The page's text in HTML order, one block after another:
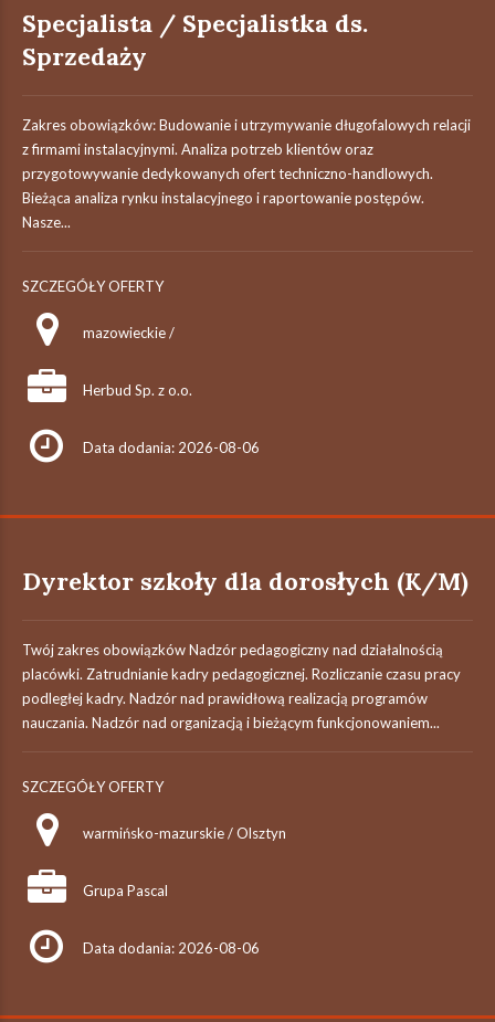
Specjalista / Specjalistka ds.
Sprzedaży
Zakres obowiązków: Budowanie i utrzymywanie długofalowych relacji
z firmami instalacyjnymi. Analiza potrzeb klientów oraz
przygotowywanie dedykowanych ofert techniczno-handlowych.
Bieżąca analiza rynku instalacyjnego i raportowanie postępów.
Nasze...
SZCZEGÓŁY OFERTY
mazowieckie /
Herbud Sp. z o.o.
Data dodania: 2026-08-06
Dyrektor szkoły dla dorosłych (K/M)
Twój zakres obowiązków Nadzór pedagogiczny nad działalnością
placówki. Zatrudnianie kadry pedagogicznej. Rozliczanie czasu pracy
podległej kadry. Nadzór nad prawidłową realizacją programów
nauczania. Nadzór nad organizacją i bieżącym funkcjonowaniem...
SZCZEGÓŁY OFERTY
warmińsko-mazurskie / Olsztyn
Grupa Pascal
Data dodania: 2026-08-06